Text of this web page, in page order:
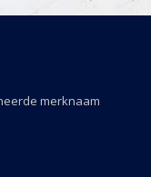
merknaam